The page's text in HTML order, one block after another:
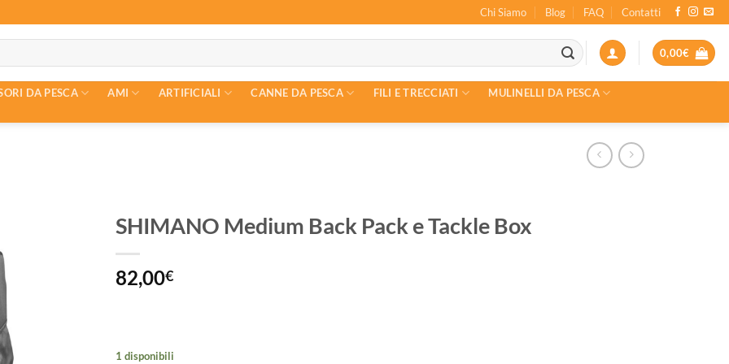
Chi Siamo Blog FAQ Contatti
0,00€
DA PESCA AMI ARTIFICIALI CANNE DA PESCA FILI E TRECCIATI
MULINELLI DA PESCA
SHIMANO Medium Back Pack e Tackle Box
82,00€
1 disponibili